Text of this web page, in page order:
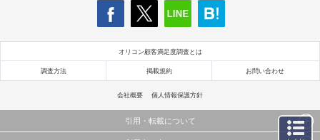
オリコン顧客満足度調査とは
調査方法 掲載規約 お問い合わせ
会社概要 個人情報保護方針
引用・転載について